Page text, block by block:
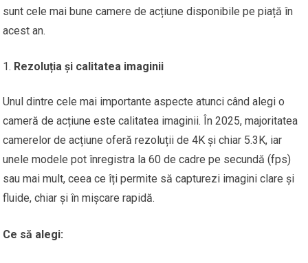
sunt cele mai bune camere de acțiune disponibile pe piață în
acest an.
Rezoluția și calitatea imaginii
Unul dintre cele mai importante aspecte atunci când alegi o
cameră de acțiune este calitatea imaginii. În 2025, majoritatea
camerelor de acțiune oferă rezoluții de 4K și chiar 5.3K, iar
unele modele pot înregistra la 60 de cadre pe secundă (fps)
sau mai mult, ceea ce îți permite să capturezi imagini clare și
fluide, chiar și în mișcare rapidă.
Ce să alegi: